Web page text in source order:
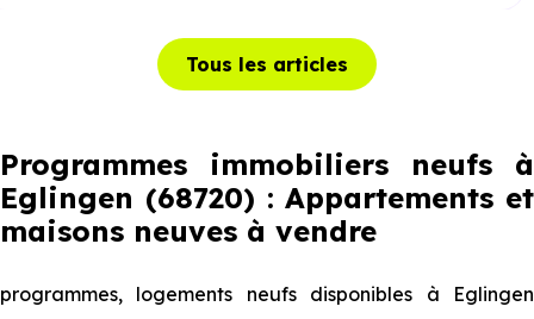
Tous les articles
Programmes immobiliers neufs à
Eglingen (68720) : Appartements et
maisons neuves à vendre
programmes, logements neufs disponibles à Eglingen